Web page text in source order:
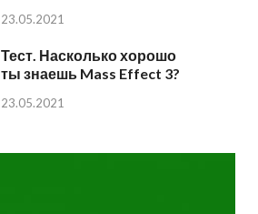
23.05.2021
Тест. Насколько хорошо
ты знаешь Mass Effect 3?
23.05.2021